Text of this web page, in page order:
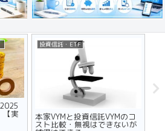
【実
投資信託・ETF
本家VYMと投資信託VYMのコ
スト比較・無視はできないが